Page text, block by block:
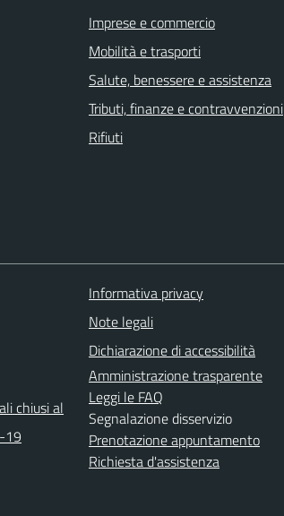
Imprese e commercio
Mobilità e trasporti
Salute, benessere e assistenza
Tributi, finanze e contravvenzioni
Rifiuti
chiusi al
19
Informativa privacy
Note legali
Dichiarazione di accessibilità
Amministrazione trasparente
Leggi le FAQ
Segnalazione disservizio
Prenotazione appuntamento
Richiesta d'assistenza